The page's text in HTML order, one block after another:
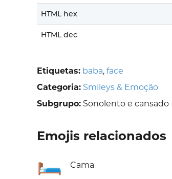
HTML hex
HTML dec
Etiquetas: baba, face
Categoria: Smileys & Emoção
Subgrupo: Sonolento e cansado
Emojis relacionados
🛏️ Cama